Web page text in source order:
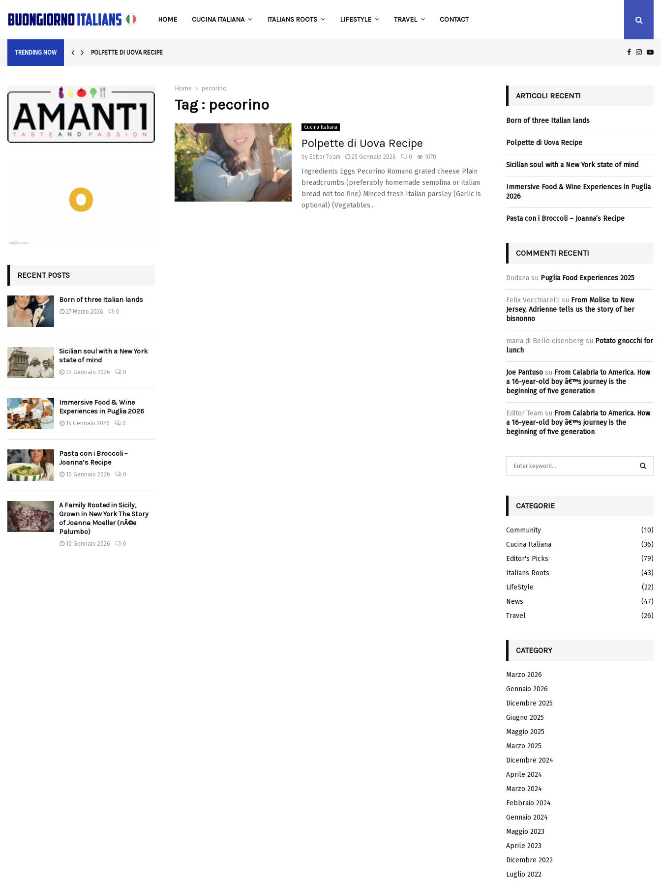
HOME CUCINA ITALIANA ITALIANS ROOTS LIFESTYLE TRAVEL CONTACT
TRENDING NOW POLPETTE DI UOVA RECIPE
Home pecorino
Tag : pecorino
Cucina Italiana
Polpette di Uova Recipe
by Editor Team 25 Gennaio 2026 0 1070
Ingredients Eggs Pecorino Romano grated cheese Plain
breadcrumbs (preferably homemade semolina or italian
bread not too fine) Minced fresh Italian parsley (Garlic is
optional) (Vegetables...
RECENT POSTS
Born of three Italian lands
27 Marzo 2026 0
Sicilian soul with a New York
state of mind
22 Gennaio 2026 0
Immersive Food & Wine
Experiences in Puglia 2026
14 Gennaio 2026 0
Pasta con i Broccoli –
Joanna’s Recipe
10 Gennaio 2026 0
A Family Rooted in Sicily,
Grown in New York The Story
of Joanna Moeller (nÃ©e
Palumbo)
10 Gennaio 2026 0
ARTICOLI RECENTI
Born of three Italian lands
Polpette di Uova Recipe
Sicilian soul with a New York state of mind
Immersive Food & Wine Experiences in Puglia
2026
Pasta con i Broccoli – Joanna’s Recipe
COMMENTI RECENTI
Dudana su Puglia Food Experiences 2025
Felix Vecchiarelli su From Molise to New
Jersey, Adrienne tells us the story of her
bisnonno
maria di Bello eisenberg su Potato gnocchi for
lunch
Joe Pantuso su From Calabria to America. How
a 16-year-old boy â€™s journey is the
beginning of five generation
Editor Team su From Calabria to America. How
a 16-year-old boy â€™s journey is the
beginning of five generation
o
r
:
A
R
C
H
CATEGORIE
Community
(10)
Cucina Italiana
(36)
Editor's Picks
(79)
Italians Roots
(43)
LifeStyle
(22)
News
(47)
Travel
(26)
CATEGORY
Marzo 2026
Gennaio 2026
Dicembre 2025
Giugno 2025
Maggio 2025
Marzo 2025
Dicembre 2024
Aprile 2024
Marzo 2024
Febbraio 2024
Gennaio 2024
Maggio 2023
Aprile 2023
Dicembre 2022
Luglio 2022